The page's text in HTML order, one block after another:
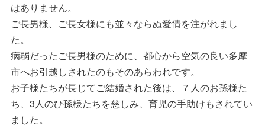
はありません。
ご長男様、ご長女様にも並々ならぬ愛情を注がれまし
た。
病弱だったご長男様のために、都心から空気の良い多摩
市へお引越しされたのもそのあらわれです。
お子様たちが長じてご結婚された後は、７人のお孫様た
ち、3人のひ孫様たちを慈しみ、育児の手助けもされてい
ました。